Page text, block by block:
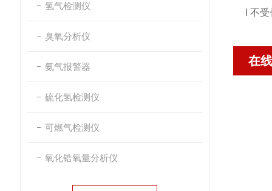
氢气检测仪
臭氧分析仪
氨气报警器
硫化氢检测仪
可燃气检测仪
氧化锆氧量分析仪
l 不
在